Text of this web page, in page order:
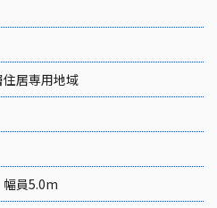
居専用地域
員5.0m